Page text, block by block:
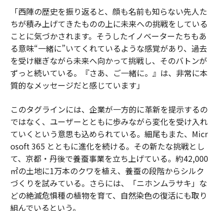
「西陣の歴史を振り返ると、顔も名前も知らない先人た
ちが積み上げてきたものの上に未来への挑戦をしている
ことに気づかされます。そうしたイノベーターたちもあ
る意味“一緒に”いてくれているような感覚があり、過去
を受け継ぎながら未来へ向かって挑戦し、そのバトンが
ずっと続いている。『さあ、ご一緒に。』は、非常に本
質的なメッセージだと感じています」
このタグラインには、企業が一方的に革新を提示するの
ではなく、ユーザーとともに歩みながら変化を受け入れ
ていくという意思も込められている。細尾もまた、Micr
osoft 365 とともに進化を続ける。その新たな挑戦とし
て、京都・丹後で養蚕事業を立ち上げている。約42,000
㎡の土地に1万本のクワを植え、養蚕の段階からシルク
づくりを試みている。さらには、「ニホンムラサキ」な
どの絶滅危惧種の植物を育て、自然染色の復活にも取り
組んでいるという。